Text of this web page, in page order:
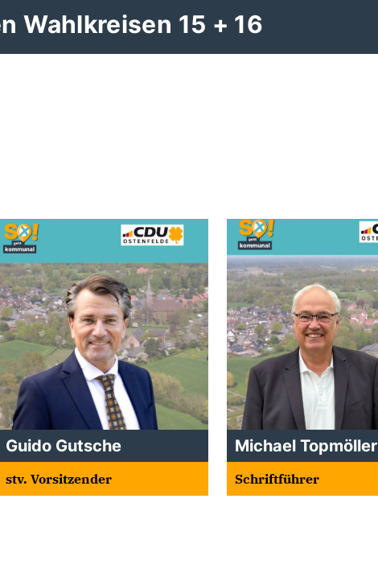
Wahlkreisen 15 + 16
Guido Gutsche
stv. Vorsitzender
Michael Topmöller
Schriftführer